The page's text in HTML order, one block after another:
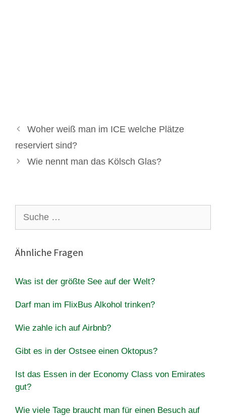
Woher weiß man im ICE welche Plätze
reserviert sind?
Wie nennt man das Kölsch Glas?
nach:
Ähnliche Fragen
Was ist der größte See auf der Welt?
Darf man im FlixBus Alkohol trinken?
Wie zahle ich auf Airbnb?
Gibt es in der Ostsee einen Oktopus?
Ist das Essen in der Economy Class von Emirates
gut?
Wie viele Tage braucht man für einen Besuch auf